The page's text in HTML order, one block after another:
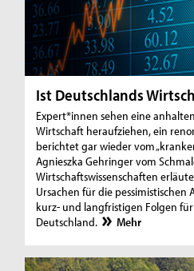
Ist Deutschlands
Expert*innen sehen eine
Wirtschaft heraufziehen, ein
berichtet gar wieder vom
Agnieszka Gehringer vom
Wirtschaftswissenschaften
Ursachen für die
kurz- und langfristigen Folgen
Deutschland.
Mehr